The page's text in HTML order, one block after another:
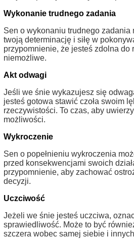
Wykonanie trudnego zadania
Sen o wykonaniu trudnego zadania
twoją determinację i siłę w
przypomnienie, że jesteś zdolna do
niemożliwe.
Akt odwagi
Jeśli we śnie wykazujesz się
jesteś gotowa stawić czoła swoim
rzeczywistości. To czas, aby
możliwości.
Wykroczenie
Sen o popełnieniu wykroczenia
przed konsekwencjami swoich
przypomnienie, aby zachować
decyzji.
Uczciwość
Jeżeli we śnie jesteś uczciwa,
sprawiedliwość. Może to być
szczera wobec samej siebie i